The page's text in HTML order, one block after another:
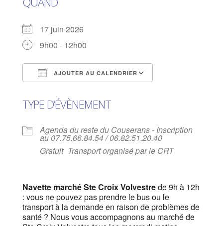
17 juin 2026
9h00 - 12h00
AJOUTER AU CALENDRIER
TYPE D’ÉVÈNEMENT
Agenda du reste du Couserans - Inscription
au 07.75.66.84.54 / 06.82.51.20.40
Gratuit Transport organisé par le CRT
Navette marché Ste Croix Volvestrede 9h à 12h
: vous ne pouvez pas prendre le bus ou le
transport à la demande en raison de problèmes de
santé ? Nous vous accompagnons au marché de